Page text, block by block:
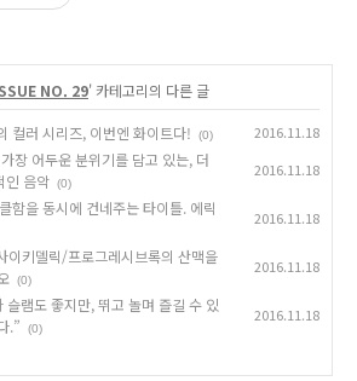
NO. 29' 카테고리의 다른 글
컬러 시리즈, 이번엔 화이트다! (0) 2016.11.18
장 어두운 분위기를 담고 있는, 더
인 음악 (0)
2016.11.18
을 동시에 건네주는 타이틀. 에릭
2016.11.18
키델릭/프로그레시브록의 산맥을
(0)
2016.11.18
슬램도 좋지만, 뛰고 놀며 즐길 수 있
.”
(0)
2016.11.18